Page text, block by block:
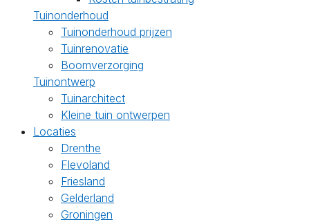
Tuinonderhoud
Tuinonderhoud prijzen
Tuinrenovatie
Boomverzorging
Tuinontwerp
Tuinarchitect
Kleine tuin ontwerpen
Locaties
Drenthe
Flevoland
Friesland
Gelderland
Groningen